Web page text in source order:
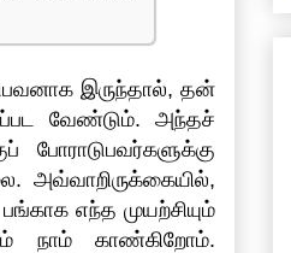
இருந்தால், தன்
வேண்டும். அந்தச்
அவ்வாறிருக்கையில்,
எந்த முயற்சியும்
நாம் காண்கிறோம்.